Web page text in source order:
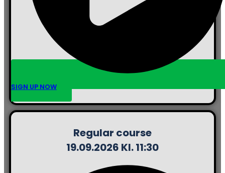
SIGN UP NOW
Regular course
19.09.2026 Kl. 11:30